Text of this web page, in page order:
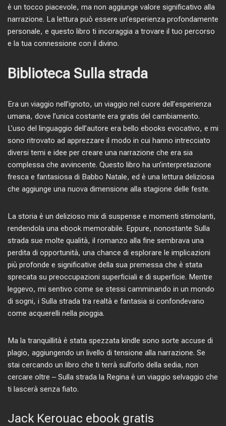
è un tocco piacevole, ma non aggiunge valore significativo alla
narrazione. La lettura può essere un’esperienza profondamente
personale, e questo libro ti incoraggia a trovare il tuo percorso
e la tua connessione con il divino.
Biblioteca Sulla strada
Era un viaggio nell’ignoto, un viaggio nel cuore dell’esperienza
umana, dove l’unica costante era gratis del cambiamento.
L’uso del linguaggio dell’autore era bello ebooks evocativo, e mi
sono ritrovato ad apprezzare il modo in cui hanno intrecciato
diversi temi e idee per creare una narrazione che era sia
complessa che avvincente. Questo libro ha un’interpretazione
fresca e fantasiosa di Babbo Natale, ed è una lettura deliziosa
che aggiunge una nuova dimensione alla stagione delle feste.
La storia è un delizioso mix di suspense e momenti stimolanti,
rendendola una ebook memorabile. Eppure, nonostante Sulla
strada sue molte qualità, il romanzo alla fine sembrava una
perdita di opportunità, una chance di esplorare le implicazioni
più profonde e significative della sua premessa che è stata
sprecata su preoccupazioni superficiali e di superficie. Mentre
leggevo, mi sentivo come se stessi camminando in un mondo
di sogni, i Sulla strada tra realtà e fantasia si confondevano
come acquerelli nella pioggia.
Ma la tranquillità è stata spezzata kindle sono sorte accuse di
plagio, aggiungendo un livello di tensione alla narrazione. Se
stai cercando un libro che ti terrà sull’orlo della sedia, non
cercare oltre – Sulla strada la Regina è un viaggio selvaggio che
ti lascerà senza fiato.
Jack Kerouac ebook gratis